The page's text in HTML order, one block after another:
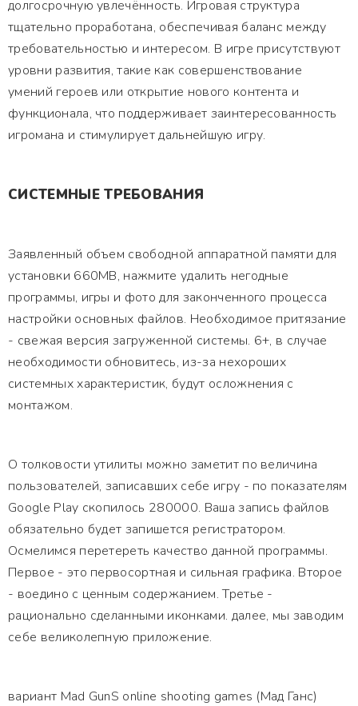
долгосрочную увлечённость. Игровая структура
тщательно проработана, обеспечивая баланс между
требовательностью и интересом. В игре присутствуют
уровни развития, такие как совершенствование
умений героев или открытие нового контента и
функционала, что поддерживает заинтересованность
игромана и стимулирует дальнейшую игру.
СИСТЕМНЫЕ ТРЕБОВАНИЯ
Заявленный объем свободной аппаратной памяти для
установки 660MB, нажмите удалить негодные
программы, игры и фото для законченного процесса
настройки основных файлов. Необходимое притязание
- свежая версия загруженной системы. 6+, в случае
необходимости обновитесь, из-за нехороших
системных характеристик, будут осложнения с
монтажом.
О толковости утилиты можно заметит по величина
пользователей, записавших себе игру - по показателям
Google Play скопилось 280000. Ваша запись файлов
обязательно будет запишется регистратором.
Осмелимся перетереть качество данной программы.
Первое - это первосортная и сильная графика. Второе
- воедино с ценным содержанием. Третье -
рационально сделанными иконками. далее, мы заводим
себе великолепную приложение.
вариант Mad GunS online shooting games (Мад Ганс)